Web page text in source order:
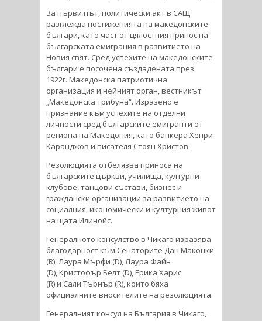
За първи път, политически акт в САЩ
разглежда постиженията на македонските
българи, като част от цялостния принос на
българската емиграция в развитието на
Новия свят. Сред успехите на македонските
българи е посочена създадената през
1922г. Македонска патриотична
организация и нейният орган, вестникът
„Македонска трибуна“. Изразено е
признание към успехите на отделни
личности сред българските емигранти от
региона на Македония, като банкера Хенри
Каранджов и писателя Стоян Христов.
Резолюцията отбелязва приноса на
българските църкви, училища, културни
клубове, танцови състави, бизнес и
граждански организации за развитието на
социалния, икономически и културния живот
на щата Илинойс.
Генералното консулство в Чикаго изразява
благодарност към Сенаторите Дан Маконки
(R), Лаура Мърфи (D), Лаура Файн
(D), Кристофър Белт (D), Ерика Харис
(R) и Сали Търнър (R), които бяха
официалните вносителите на резолюцията.
Генералният консул на България в Чикаго,